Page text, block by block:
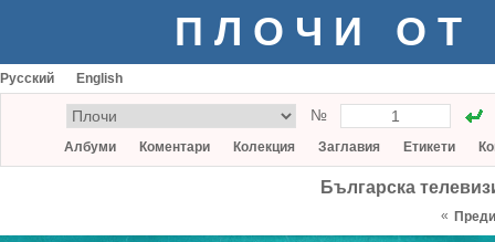
ПЛОЧИ ОТ
Русский English
№
Албуми Коментари Колекция Заглавия Етикети
Българска
«